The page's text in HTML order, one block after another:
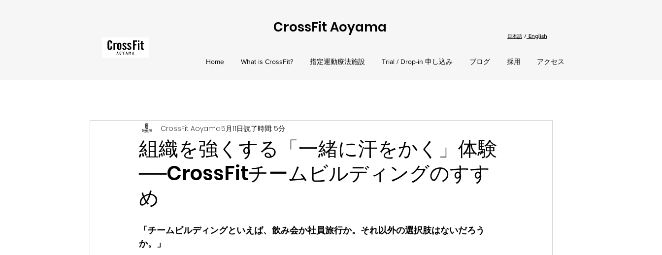
CrossFit Aoyama
日本語 / English
Home What is CrossFit? 指定運動療法施設 Trial / Drop-in 申し込み ブログ 採用 アクセス
組織を強くする「一緒に汗をかく」体験
──CrossFitチームビルディングのすす
め
CrossFit Aoyama5月11日読了時間: 5分
「チームビルディングといえば、飲み会か社員旅行か。それ以外の選択肢はないだろう
か。」